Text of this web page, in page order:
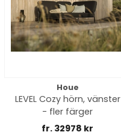
Houe
LEVEL Cozy hörn, vänster
- fler färger
fr. 32978 kr